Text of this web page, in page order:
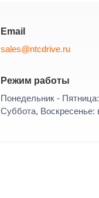
Email
sales@ntcdrive.ru
Режим работы
Понедельник -
Суббота,